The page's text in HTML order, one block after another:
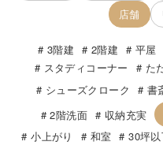
店舗
3階建 2階建 平屋
スタディコーナー
た
シューズクローク
書
2階洗面
収納充実
小上がり
和室 30坪